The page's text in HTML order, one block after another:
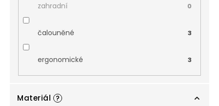
zahradní 0
čalouněné 3
ergonomické 3
Materiál ?